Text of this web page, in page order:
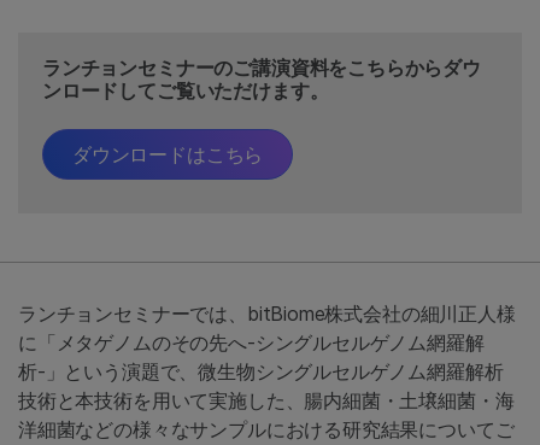
ランチョンセミナーのご講演資料をこちらからダウ
ンロードしてご覧いただけます。
ダウンロードはこちら
ランチョンセミナーでは、bitBiome株式会社の細川正⼈様
に「メタゲノムのその先へ-シングルセルゲノム網羅解
析-」という演題で、微生物シングルセルゲノム網羅解析
技術と本技術を用いて実施した、腸内細菌・土壌細菌・海
洋細菌などの様々なサンプルにおける研究結果についてご